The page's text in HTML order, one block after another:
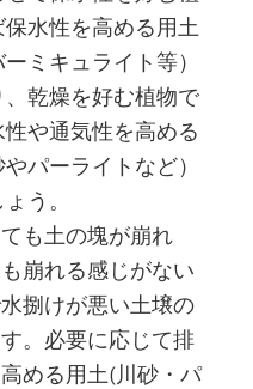
水性を高める用土
ーミキュライト等）
、乾燥を好む植物で
性や通気性を高める
パーライトなど）
う。
も土の塊が崩れ
崩れる感じがない
捌けが悪い土壌の
。必要に応じて排
める用土(川砂・パ